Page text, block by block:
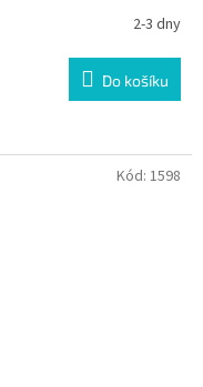
2-3 dny
Do košíku
Kód: 1598